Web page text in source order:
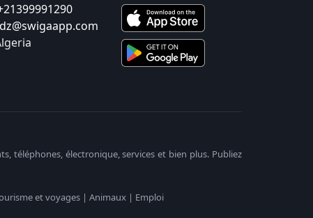
dz@swigaapp.com
téléphones, électronique, services et bien plus. Publiez
et voyages | Animaux | Emploi